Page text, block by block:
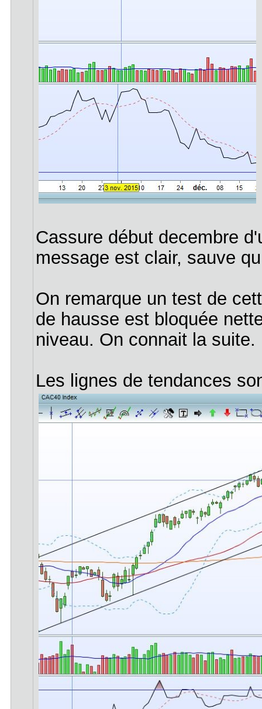
Cassure début decembre
message est clair, sauve
On remarque un test de
de hausse est bloquée
niveau. On connait la suite.
Les lignes de tendances